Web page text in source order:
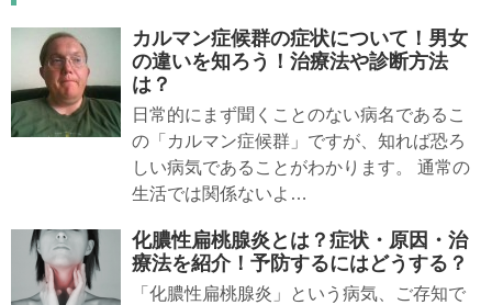
カルマン症候群の症状について！男女
の違いを知ろう！治療法や診断方法
は？
日常的にまず聞くことのない病名であるこ
の「カルマン症候群」ですが、知れば恐ろ
しい病気であることがわかります。 通常の
生活では関係ないよ…
化膿性扁桃腺炎とは？症状・原因・治
療法を紹介！予防するにはどうする？
「化膿性扁桃腺炎」という病気、ご存知で